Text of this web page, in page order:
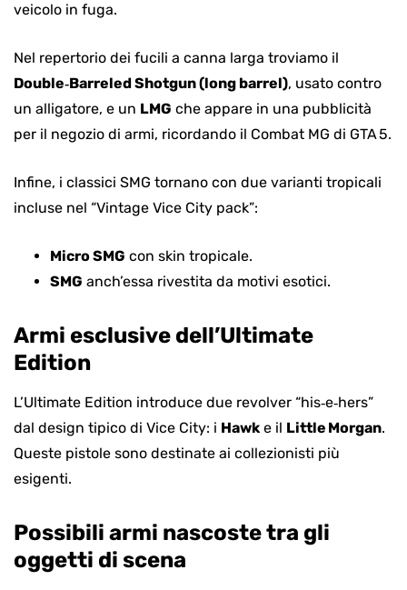
veicolo in fuga.
Nel repertorio dei fucili a canna larga troviamo il
Double‑Barreled Shotgun (long barrel), usato contro
un alligatore, e un LMG che appare in una pubblicità
per il negozio di armi, ricordando il Combat MG di GTA 5.
Infine, i classici SMG tornano con due varianti tropicali
incluse nel “Vintage Vice City pack”:
Micro SMG con skin tropicale.
SMG anch’essa rivestita da motivi esotici.
Armi esclusive dell’Ultimate
Edition
L’Ultimate Edition introduce due revolver “his‑e‑hers”
dal design tipico di Vice City: i Hawke il Little Morgan.
Queste pistole sono destinate ai collezionisti più
esigenti.
Possibili armi nascoste tra gli
oggetti di scena